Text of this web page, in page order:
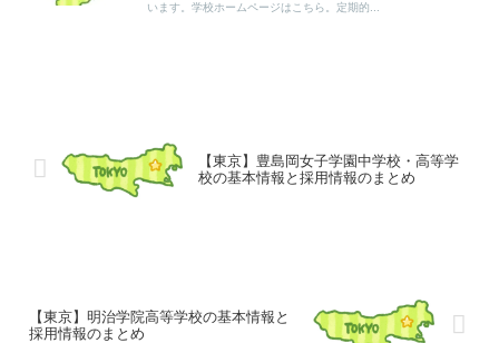
います。学校ホームページはこちら。定期的...
【東京】豊島岡女子学園中学校・高等学
校の基本情報と採用情報のまとめ
【東京】明治学院高等学校の基本情報と
採用情報のまとめ